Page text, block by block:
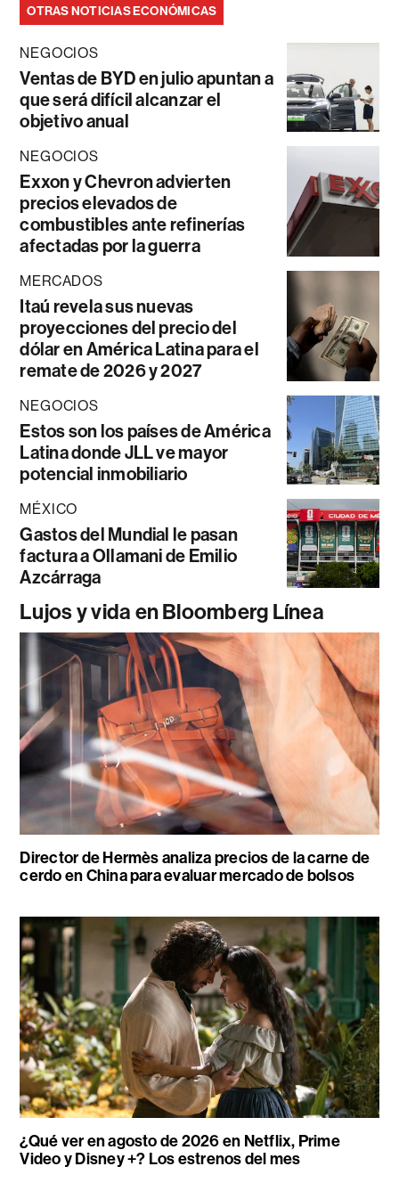
OTRAS NOTICIAS ECONÓMICAS
NEGOCIOS
Ventas de BYD en julio apuntan a
que será difícil alcanzar el
objetivo anual
NEGOCIOS
Exxon y Chevron advierten
precios elevados de
combustibles ante refinerías
afectadas por la guerra
MERCADOS
Itaú revela sus nuevas
proyecciones del precio del
dólar en América Latina para el
remate de 2026 y 2027
NEGOCIOS
Estos son los países de América
Latina donde JLL ve mayor
potencial inmobiliario
MÉXICO
Gastos del Mundial le pasan
factura a Ollamani de Emilio
Azcárraga
Lujos y vida en Bloomberg Línea
Director de Hermès analiza precios de la carne de
cerdo en China para evaluar mercado de bolsos
¿Qué ver en agosto de 2026 en Netflix, Prime
Video y Disney +? Los estrenos del mes